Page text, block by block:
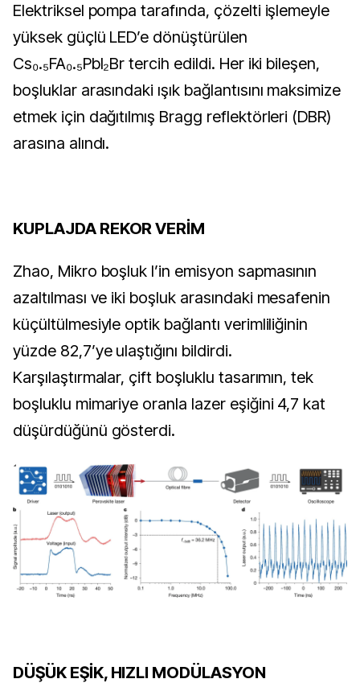
Elektriksel pompa tarafında, çözelti işlemeyle
yüksek güçlü LED’e dönüştürülen
Cs₀.₅FA₀.₅PbI₂Br tercih edildi. Her iki bileşen,
boşluklar arasındaki ışık bağlantısını maksimize
etmek için dağıtılmış Bragg reflektörleri (DBR)
arasına alındı.
KUPLAJDA REKOR VERİM
Zhao, Mikro boşluk I’in emisyon sapmasının
azaltılması ve iki boşluk arasındaki mesafenin
küçültülmesiyle optik bağlantı verimliliğinin
yüzde 82,7’ye ulaştığını bildirdi.
Karşılaştırmalar, çift boşluklu tasarımın, tek
boşluklu mimariye oranla lazer eşiğini 4,7 kat
düşürdüğünü gösterdi.
DÜŞÜK EŞİK, HIZLI MODÜLASYON